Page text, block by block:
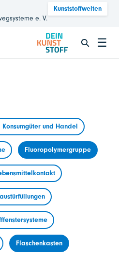
e. V.
Kunststoffwelten
☰
Konsumgüter und Handel
Fluoropolymergruppe
Flaschenkasten